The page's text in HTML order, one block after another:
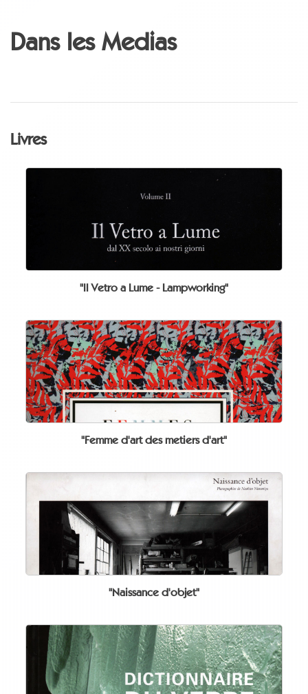
Dans les Medias
Livres
"Il Vetro a Lume - Lampworking"
"Femme d'art des metiers d'art"
"Naissance d'objet"